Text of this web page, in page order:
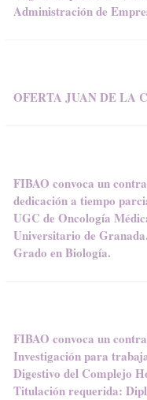
Administración de
OFERTA JUAN DE LA
FIBAO convoca un
dedicación a tiempo
UGC de Oncología
Universitario de
Grado en Biología.
FIBAO convoca un
Investigación para
Digestivo del Complejo
Titulación requerida: